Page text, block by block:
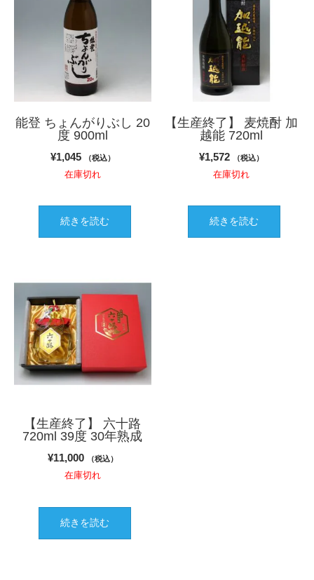
能登 ちょんがりぶし 20
度 900ml
¥1,045 （税込）
在庫切れ
続きを読む
【生産終了】 麦焼酎 加
越能 720ml
¥1,572 （税込）
在庫切れ
続きを読む
【生産終了】 六十路
720ml 39度 30年熟成
¥11,000 （税込）
在庫切れ
続きを読む